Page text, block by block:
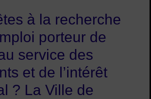
à la recherche
porteur de
service des
et de l’intérêt
? La Ville de